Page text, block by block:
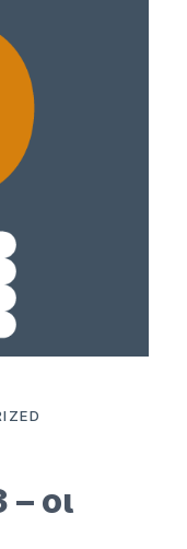
οι